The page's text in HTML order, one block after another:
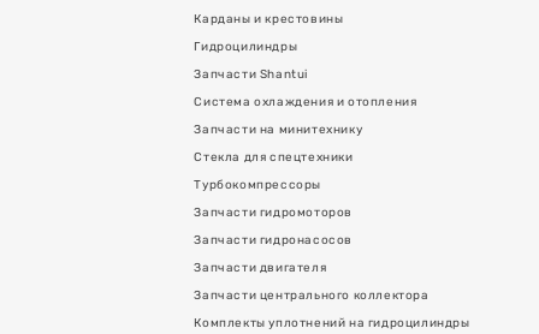
Карданы и крестовины
Гидроцилиндры
Запчасти Shantui
Система охлаждения и отопления
Запчасти на минитехнику
Стекла для спецтехники
Турбокомпрессоры
Запчасти гидромоторов
Запчасти гидронасосов
Запчасти двигателя
Запчасти центрального коллектора
Комплекты уплотнений на гидроцилиндры